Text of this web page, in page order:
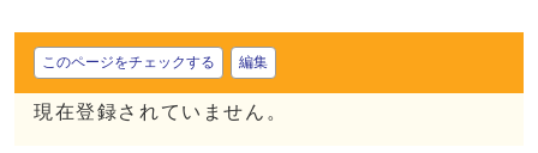
このページをチェックする 編集
現在登録されていません。